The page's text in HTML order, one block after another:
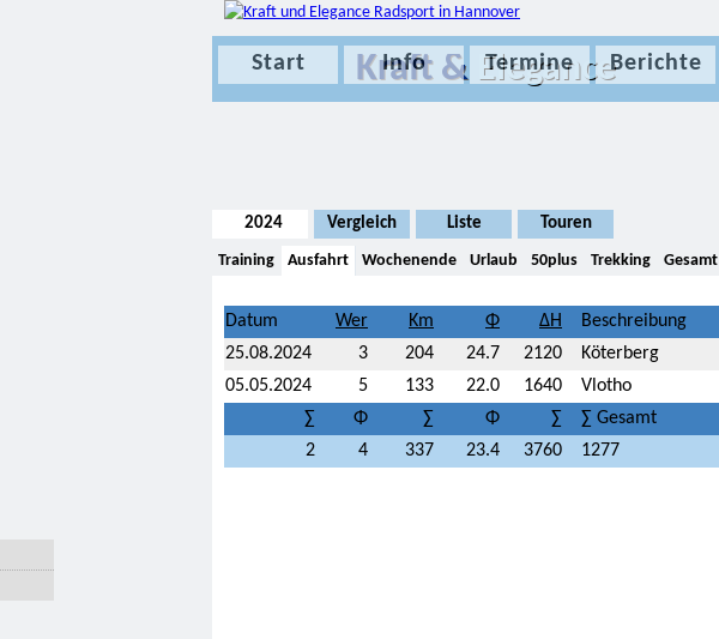
Kraft & Elegance
Start Info Termine Berichte
2024 Vergleich Liste Touren
Training Ausfahrt Wochenende Urlaub 50plus Trekking Gesamt
Datum Beschreibung
25.08.2024
3 204 24.7 2120
Köterberg
05.05.2024
5 133 22.0 1640
Vlotho
∑
Φ ∑ Φ ∑ ∑ Gesamt
2
4 337 23.4 3760 1277